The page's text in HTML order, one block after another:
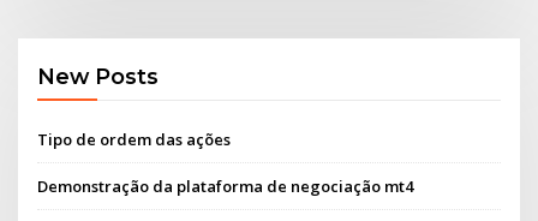
New Posts
Tipo de ordem das ações
Demonstração da plataforma de negociação mt4